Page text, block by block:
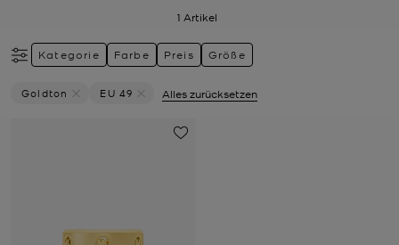
1 Artikel
Kategorie Farbe Preis Größe
Goldton
EU 49
Alles zurücksetzen